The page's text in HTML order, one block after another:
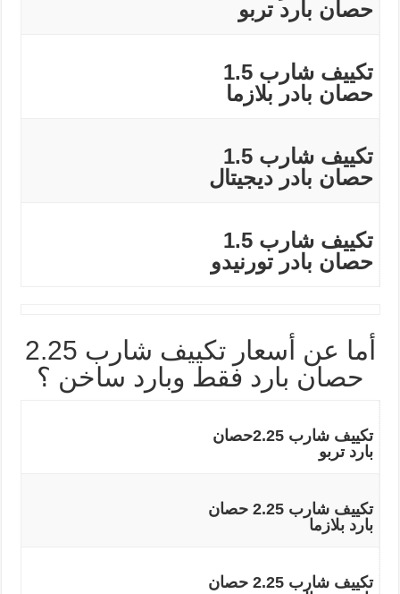
حصان بارد تربو
تكييف شارب 1.5
حصان بادر بلازما
تكييف شارب 1.5
حصان بادر ديجيتال
تكييف شارب 1.5
حصان بادر تورنيدو
أما عن أسعار تكييف شارب 2.25
حصان بارد فقط وبارد ساخن ؟
تكييف شارب 2.25حصان
بارد تربو
تكييف شارب 2.25 حصان
بارد بلازما
تكييف شارب 2.25 حصان